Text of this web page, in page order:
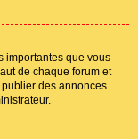
importantes que vous
de chaque forum et
des annonces